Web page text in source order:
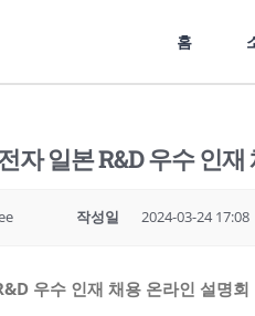
홈
자 일본 R&D 우수 인
작성일 2024-03-24 17:08
우수 인재 채용 온라인 설명회